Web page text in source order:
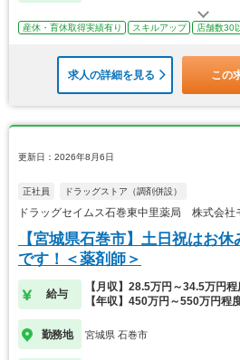
産休・育休取得実績有り スキルアップ 店舗数30
求人の詳細を見る この
更新日：2026年8月6日
正社員 ドラッグストア（調剤併設）
ドラッグセイムス石巻東中里薬局 株式会社
【宮城県石巻市】土日祝はお
です！＜薬剤師＞
給与
【月収】28.5万円～34.5万円程
【年収】450万円～550万円程
勤務地 宮城県 石巻市